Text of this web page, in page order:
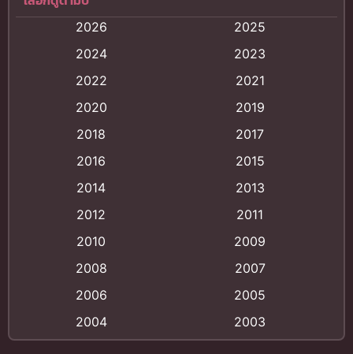
Animation การ์ตูน
Animation อนิเมะ
Animation แอนิเมชัน
(9)
Big tits (นมใหญ่)
Bitch (ผู้หญิงร่าน)
2026
2025
2024
2023
2022
2021
2020
2019
2018
2017
2016
2015
2014
2013
2012
2011
2010
2009
2008
2007
2006
2005
2004
2003